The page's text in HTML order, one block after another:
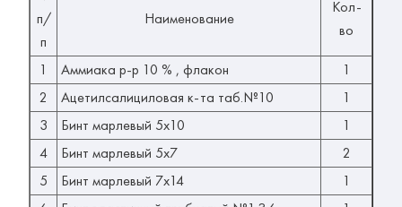
п/
п
Наименование
Кол-
во
1 Аммиака р-р 10 % , флакон
1
2
Ацетилсалициловая к-та таб.№10
1
3
Бинт марлевый 5х10
1
4
Бинт марлевый 5х7
2
5
Бинт марлевый 7х14
1